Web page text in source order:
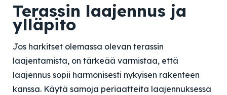
Terassin laajennus ja
ylläpito
Jos harkitset olemassa olevan terassin
laajentamista, on tärkeää varmistaa, että
laajennus sopii harmonisesti nykyisen rakenteen
kanssa. Käytä samoja periaatteita laajennuksessa